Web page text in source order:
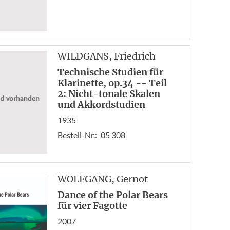
WILDGANS, Friedrich
Technische Studien für
Klarinette, op.34 -- Teil
2: Nicht-tonale Skalen
und Akkordstudien
1935
Bestell-Nr.: 05 308
WOLFGANG, Gernot
Dance of the Polar Bears
für vier Fagotte
2007